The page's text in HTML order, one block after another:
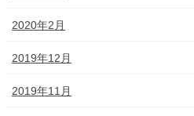
2020年2月
2019年12月
2019年11月